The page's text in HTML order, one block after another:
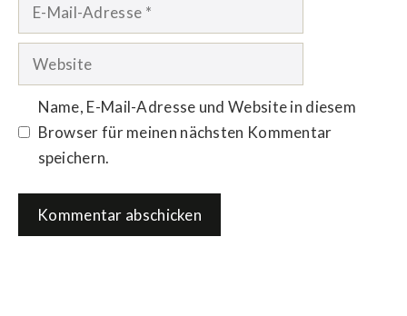
Website
Name, E-Mail-Adresse und Website in diesem
Browser für meinen nächsten Kommentar
speichern.